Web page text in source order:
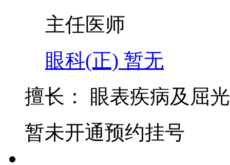
主任医师
眼科(正) 暂无
擅长：
眼表疾病及屈
暂未开通预约挂号